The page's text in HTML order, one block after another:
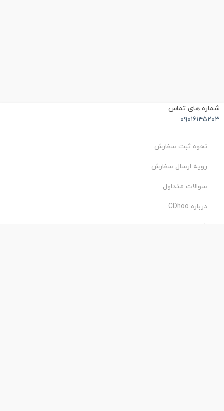
شماره های تماس
۰۹۰۱۶۱۴۵۲۰۳
نحوه ثبت سفارش
رویه ارسال سفارش
سوالات متداول
درباره CDhoo